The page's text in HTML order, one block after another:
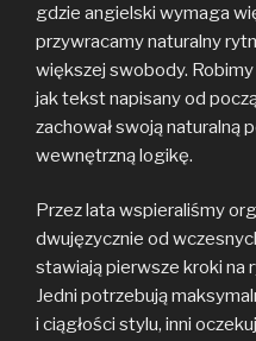
gdzie angielski wymaga
przywracamy naturalny
większej swobody.
jak tekst napisany od
zachował swoją naturalną
wewnętrzną logikę.
Przez lata wspieraliśmy
dwujęzycznie od
stawiają pierwsze kroki na
Jedni potrzebują
i ciągłości stylu, inni